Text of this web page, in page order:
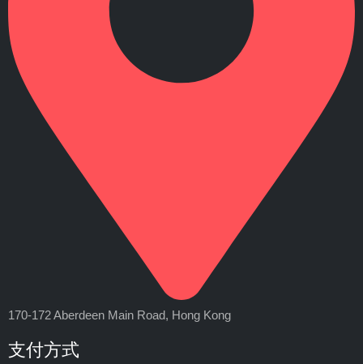
170-172 Aberdeen Main Road, Hong Kong
支付方式